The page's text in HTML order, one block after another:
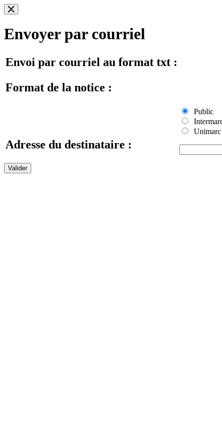
Envoyer par courriel
Envoi par courriel au format txt :
Format de la notice :
Public
Unimarc
Adresse du destinataire :